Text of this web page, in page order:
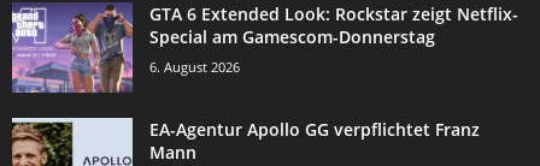
GTA 6 Extended Look: Rockstar zeigt Netflix-
Special am Gamescom-Donnerstag
6. August 2026
EA-Agentur Apollo GG verpflichtet Franz
Mann